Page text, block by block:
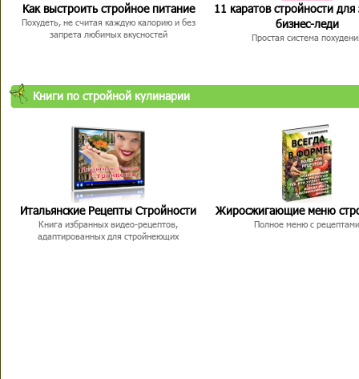
Как выстроить стройное питание
Похудеть, не считая каждую калорию и без
запрета любимых вкусностей
11 каратов стройности для
бизнес-леди
Простая система
Книги по стройной кулинарии
Итальянские Рецепты Стройности
Книга избранных видео-рецептов,
адаптированных для стройнеющих
Жиросжигающие меню
Полное меню с рецептами